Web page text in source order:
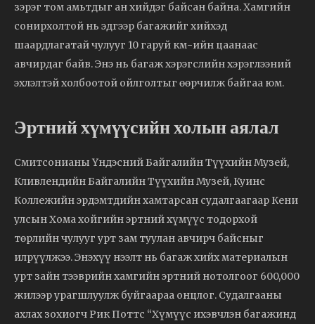
зэрэг том амьтдыг ан хийдэг байсан байна. Хамгийн
сонирхолтой нь эдгээр багажийг хийхэд
шаардлагатай чулууг 10 гаруй км-ийн цаанаас
авчирдаг байв. Энэ нь багаж хэрэгслийн хэрэглээний
эхлэлтэй холбоотой ойлголтыг өөрчилж байгаа юм.
Эртний хүмүүсийн холын аялал
Смитсонианы Үндэсний Байгалийн Түүхийн Музей,
Кливлендийн Байгалийн Түүхийн Музей, Куинс
Коллежийн эрдэмтдийн хамтарсан судалгаагаар Кени
улсын Хома хойгийн эртний хүмүүс тодорхой
төрлийн чулууг урт зам туулан авчирч байсныг
илрүүлжээ. Энэхүү нээлт нь багаж хийх материалын
урт зайн тээврийн хамгийн эртний нотолгоог 600,000
жилээр урагшлуулж буйгаараа онцлог. Судалгааны
ахлах зохиогч Рик Поттс “Хүмүүс ихэвчлэн багажинд